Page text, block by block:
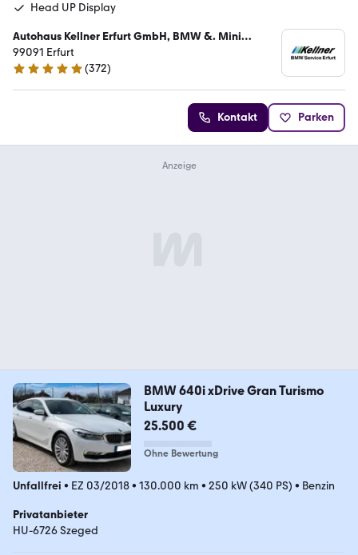
Head UP Display
Autohaus Kellner Erfurt GmbH, BMW &. Mini
Service – Autorisierte Vertragswerkstatt
99091 Erfurt
4.9 Sterne
(372)
Kontakt Parken
BMW 640i xDrive Gran Turismo
Luxury
25.500 €
Ohne Bewertung
Unfallfrei • EZ 03/2018• 130.000 km • 250 kW (340 PS) • Benzin
Privatanbieter
HU-6726 Szeged